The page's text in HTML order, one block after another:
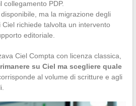
collegamento PDP.
disponibile, ma la migrazione degli
richiede talvolta un intervento
editoriale.
Ciel Compta con licenza classica,
su Ciel ma scegliere quale
al volume di scritture e agli